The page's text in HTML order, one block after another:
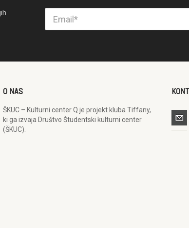
O NAS
ŠKUC – Kulturni center Q je projekt kluba Tiffany,
ki ga izvaja Društvo Študentski kulturni center
(ŠKUC).